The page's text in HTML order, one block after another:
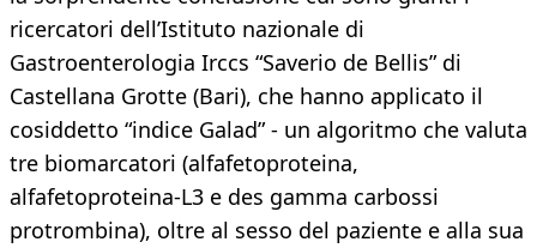
ricercatori dell’Istituto nazionale di
Gastroenterologia Irccs “Saverio de Bellis” di
Castellana Grotte (Bari), che hanno applicato il
cosiddetto “indice Galad” - un algoritmo che valuta
tre biomarcatori (alfafetoproteina,
alfafetoproteina-L3 e des gamma carbossi
protrombina), oltre al sesso del paziente e alla sua